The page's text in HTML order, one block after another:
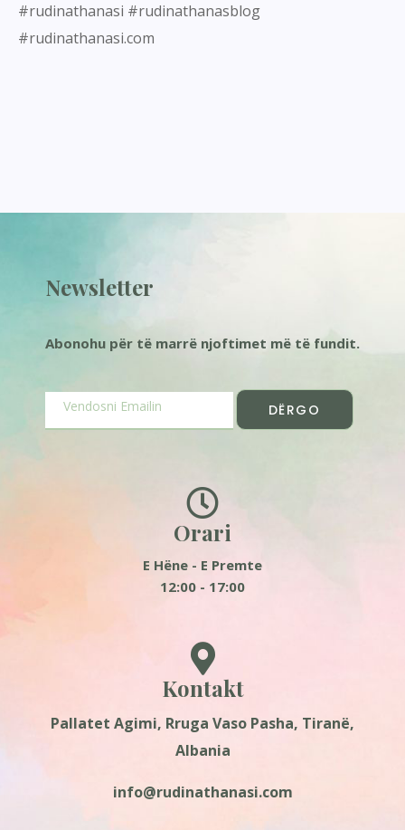
#rudinathanasi #rudinathanasblog
#rudinathanasi.com
Newsletter
Abonohu për të marrë njoftimet më të fundit.
DËRGO
Orari
E Hëne - E Premte
12:00 - 17:00
Kontakt
Pallatet Agimi, Rruga Vaso Pasha, Tiranë,
Albania
info@rudinathanasi.com